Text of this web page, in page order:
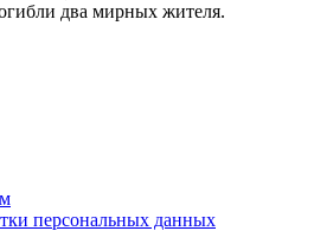
два мирных жителя.
персональных данных